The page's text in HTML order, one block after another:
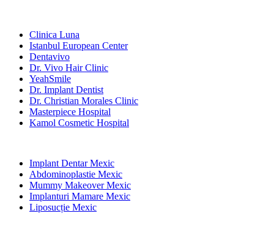
Clinica Luna
Istanbul European Center
Dentavivo
Dr. Vivo Hair Clinic
YeahSmile
Dr. Implant Dentist
Dr. Christian Morales Clinic
Masterpiece Hospital
Kamol Cosmetic Hospital
Implant Dentar Mexic
Abdominoplastie Mexic
Mummy Makeover Mexic
Implanturi Mamare Mexic
Liposucție Mexic